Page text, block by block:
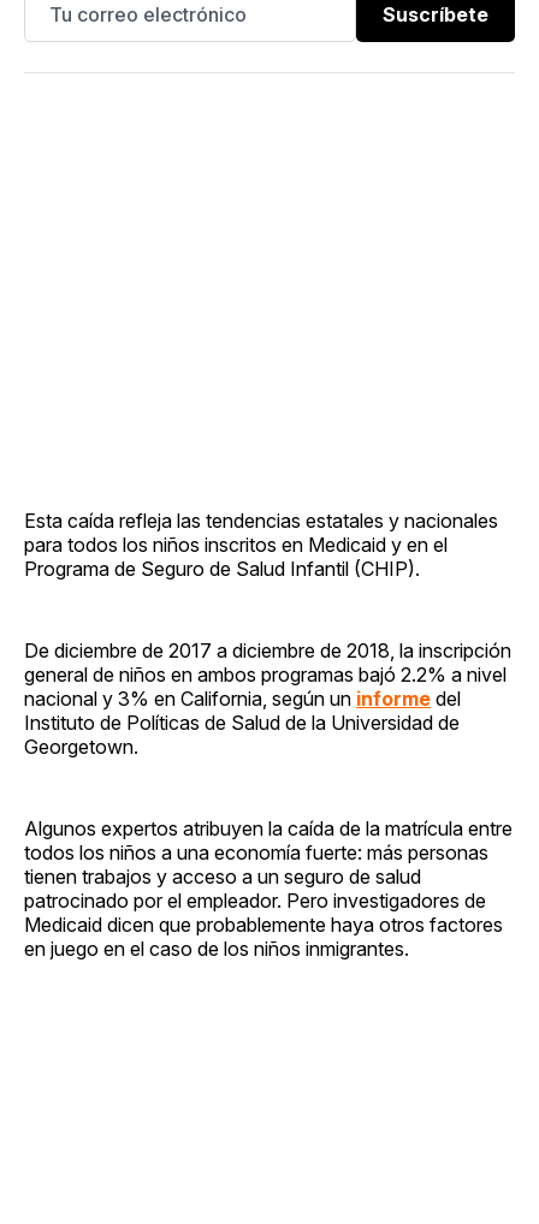
Suscríbete
Esta caída refleja las tendencias estatales y nacionales
para todos los niños inscritos en Medicaid y en el
Programa de Seguro de Salud Infantil (CHIP).
De diciembre de 2017 a diciembre de 2018, la inscripción
general de niños en ambos programas bajó 2.2% a nivel
nacional y 3% en California, según un informe del
Instituto de Políticas de Salud de la Universidad de
Georgetown.
Algunos expertos atribuyen la caída de la matrícula entre
todos los niños a una economía fuerte: más personas
tienen trabajos y acceso a un seguro de salud
patrocinado por el empleador. Pero investigadores de
Medicaid dicen que probablemente haya otros factores
en juego en el caso de los niños inmigrantes.